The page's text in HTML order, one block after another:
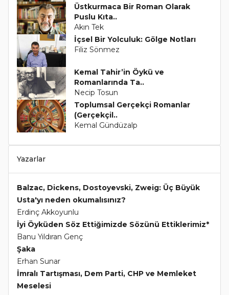
Üstkurmaca Bir Roman Olarak
Puslu Kıta..
Akın Tek
İçsel Bir Yolculuk: Gölge Notları
Filiz Sönmez
Kemal Tahir’in Öykü ve
Romanlarında Ta..
Necip Tosun
Toplumsal Gerçekçi Romanlar
(Gerçekçil..
Kemal Gündüzalp
Yazarlar
Balzac, Dickens, Dostoyevski, Zweig: Üç Büyük
Usta'yı neden okumalısınız?
Erdinç Akkoyunlu
İyi Öyküden Söz Ettiğimizde Sözünü Ettiklerimiz*
Banu Yıldıran Genç
Şaka
Erhan Sunar
İmralı Tartışması, Dem Parti, CHP ve Memleket
Meselesi